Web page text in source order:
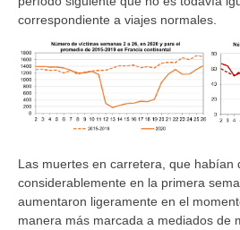
correspondiente a viajes normales.
Las muertes en carretera, que habían
considerablemente en la primera
aumentaron ligeramente en el
manera más marcada a mediados de